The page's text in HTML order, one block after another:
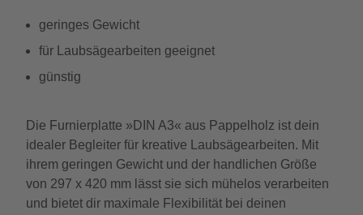
geringes Gewicht
für Laubsägearbeiten geeignet
günstig
Die Furnierplatte »DIN A3« aus Pappelholz ist dein
idealer Begleiter für kreative Laubsägearbeiten. Mit
ihrem geringen Gewicht und der handlichen Größe
von 297 x 420 mm lässt sie sich mühelos verarbeiten
und bietet dir maximale Flexibilität bei deinen